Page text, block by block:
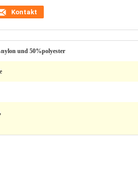
Kontakt
und 50%polyester
,